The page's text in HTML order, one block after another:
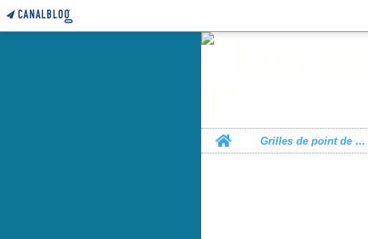
Home
Grilles de point de croix